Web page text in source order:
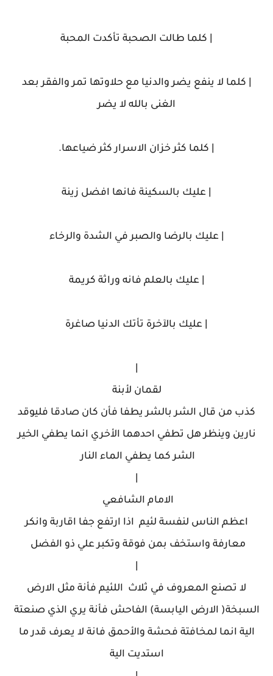
| كلما طالت الصحبة تأكدت المحبة
| كلما لا ينفع يضر والدنيا مع حلاوتها تمر والفقر بعد
الغنى بالله لا يضر
| كلما كثر خزان الاسرار كثر ضياعها.
| عليك بالسكينة فانها افضل زينة
| عليك بالرضا والصبر في الشدة والرخاء
| عليك بالعلم فانه وراثة كريمة
| عليك بالآخرة تأتك الدنيا صاغرة
لقمان لأبنة
كذب من قال الشر بالشر يطفا فأن كان صادقا فليوقد
نارين وينظر هل تطفي احدهما الأخري انما يطفي الخير
الشر كما يطفي الماء النار
الامام الشافعي
اعظم الناس لنفسة لئيم اذا ارتفع جفا اقاربة وانكر
معارفة واستخف بمن فوقة وتكبر علي ذو الفضل
لا تصنع المعروف في ثلاث اللئيم فأنة مثل الارض
السبخة( الارض اليابسة) الفاحش فأنة يري الذي صنعتة
الية انما لمخافتة فحشة والأحمق فانة لا يعرف قدر ما
استديت الية